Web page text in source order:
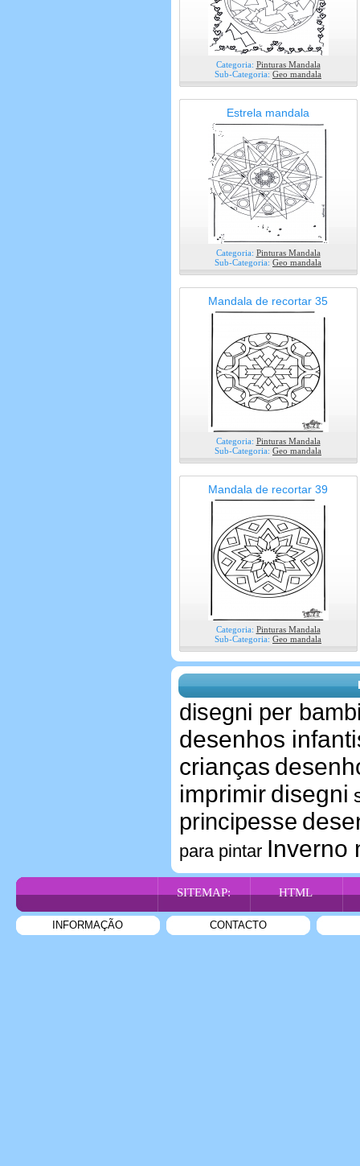
Categoria: Pinturas Mandala
Sub-Categoria: Geo mandala
Estrela mandala
Categoria: Pinturas Mandala
Sub-Categoria: Geo mandala
Mandala de recortar 35
Categoria: Pinturas Mandala
Sub-Categoria: Geo mandala
Mandala de recortar 39
Categoria: Pinturas Mandala
Sub-Categoria: Geo mandala
disegni per
desenhos
crianças
imprimir disegni
principesse
para pintar Inverno
SITEMAP: HTML
INFORMAÇÃO CONTACTO